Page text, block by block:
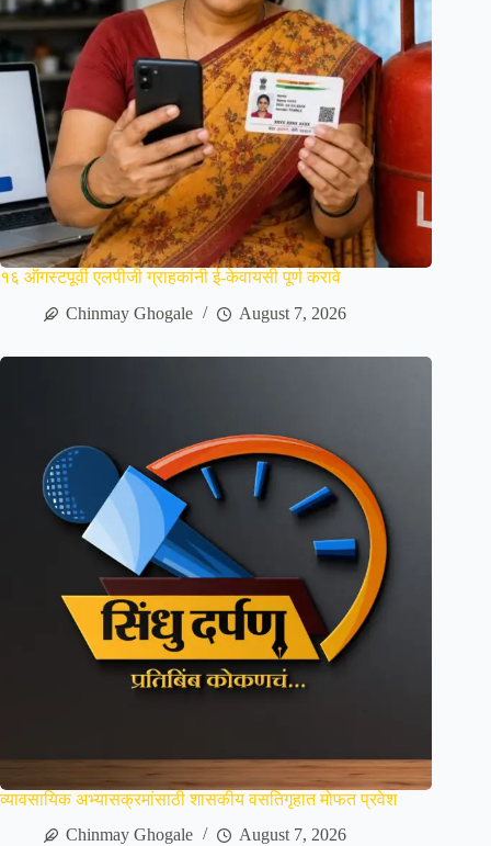
१६ ऑगस्टपूर्वी एलपीजी ग्राहकांनी ई-केवायसी पूर्ण करावे
Chinmay Ghogale
August 7, 2026
व्यावसायिक अभ्यासक्रमांसाठी शासकीय वसतिगृहात मोफत प्रवेश
Chinmay Ghogale
August 7, 2026